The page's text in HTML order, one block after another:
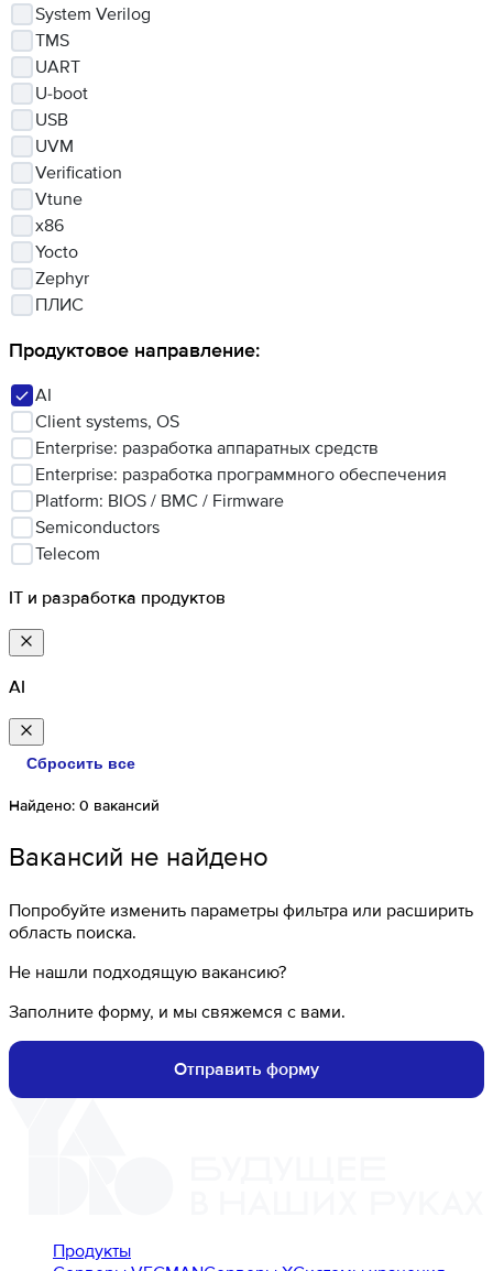
System Verilog
TMS
UART
U-boot
USB
UVM
Verification
Vtune
x86
Yocto
Zephyr
ПЛИС
Продуктовое направление:
AI
Client systems, OS
Enterprise: разработка аппаратных средств
Enterprise: разработка программного обеспечения
Platform: BIOS / BMC / Firmware
Semiconductors
Telecom
IT и разработка продуктов
AI
Сбросить все
Найдено: 0 вакансий
Вакансий не найдено
Попробуйте изменить параметры фильтра или расширить
область поиска.
Не нашли подходящую вакансию?
Заполните форму, и мы свяжемся с вами.
Отправить форму
Продукты